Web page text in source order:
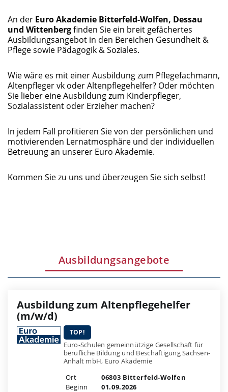
An der Euro Akademie Bitterfeld-Wolfen, Dessau
und Wittenbergfinden Sie ein breit gefächertes
Ausbildungsangebot in den Bereichen Gesundheit &
Pflege sowie Pädagogik & Soziales.
Wie wäre es mit einer Ausbildung zum Pflegefachmann,
Altenpfleger vk oder Altenpflegehelfer? Oder möchten
Sie lieber eine Ausbildung zum Kinderpfleger,
Sozialassistent oder Erzieher machen?
In jedem Fall profitieren Sie von der persönlichen und
motivierenden Lernatmosphäre und der individuellen
Betreuung an unserer Euro Akademie.
Kommen Sie zu uns und überzeugen Sie sich selbst!
Ausbildungsangebote
Ausbildung zum Altenpflegehelfer
(m/w/d)
TOP!
Euro-Schulen gemeinnützige Gesellschaft für
berufliche Bildung und Beschäftigung Sachsen-
Anhalt mbH, Euro Akademie
Ort
06803 Bitterfeld-Wolfen
Beginn
01.09.2026